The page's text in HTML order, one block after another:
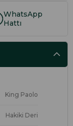
WhatsApp
Hattı
King Paolo
Hakiki Deri